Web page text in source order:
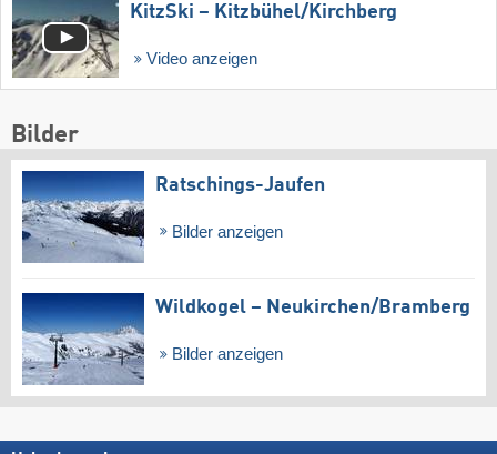
KitzSki – Kitzbühel/​Kirchberg
Video anzeigen
Bilder
Ratschings-Jaufen
Bilder anzeigen
Wildkogel – Neukirchen/​Bramberg
Bilder anzeigen